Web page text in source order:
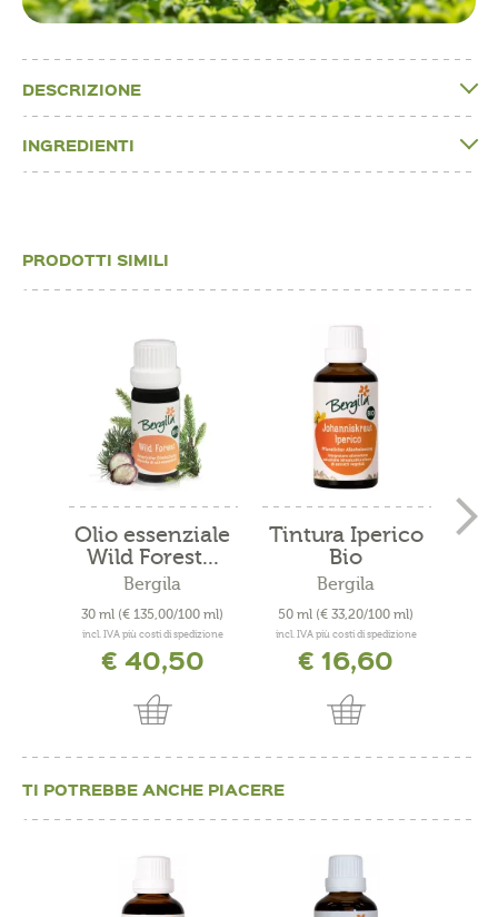
DESCRIZIONE
INGREDIENTI
PRODOTTI SIMILI
Olio essenziale
Wild Forest...
Bergila
30 ml (€ 135,00/100 ml)
incl. IVA più costi di spedizione
€ 40,50
Tintura Iperico
Bio
Bergila
50 ml (€ 33,20/100 ml)
incl. IVA più costi di spedizione
€ 16,60
TI POTREBBE ANCHE PIACERE